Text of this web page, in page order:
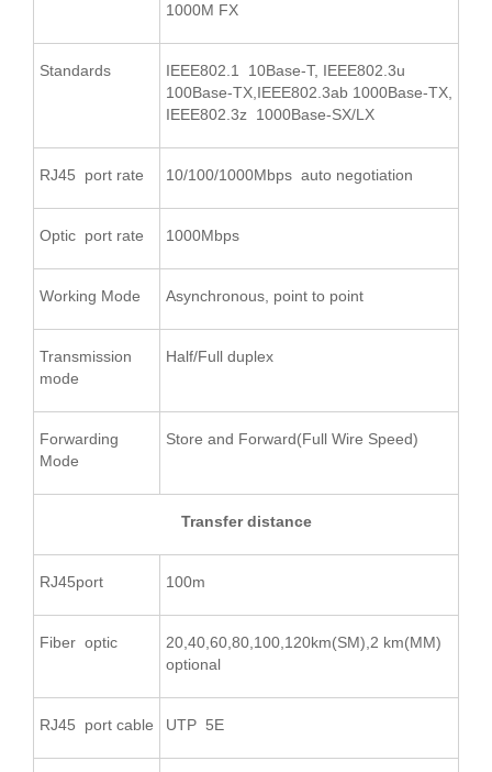
1000M FX
Standards
IEEE802.1 10Base-T, IEEE802.3u
100Base-TX,IEEE802.3ab 1000Base-TX,
IEEE802.3z 1000Base-SX/LX
RJ45 port rate 10/100/1000Mbps auto negotiation
Optic port rate 1000Mbps
Working Mode Asynchronous, point to point
Transmission
mode
Half/Full duplex
Forwarding
Mode
Store and Forward(Full Wire Speed)
Transfer distance
RJ45port 100m
Fiber optic
20,40,60,80,100,120km(SM),2 km(MM)
optional
RJ45 port cable UTP 5E